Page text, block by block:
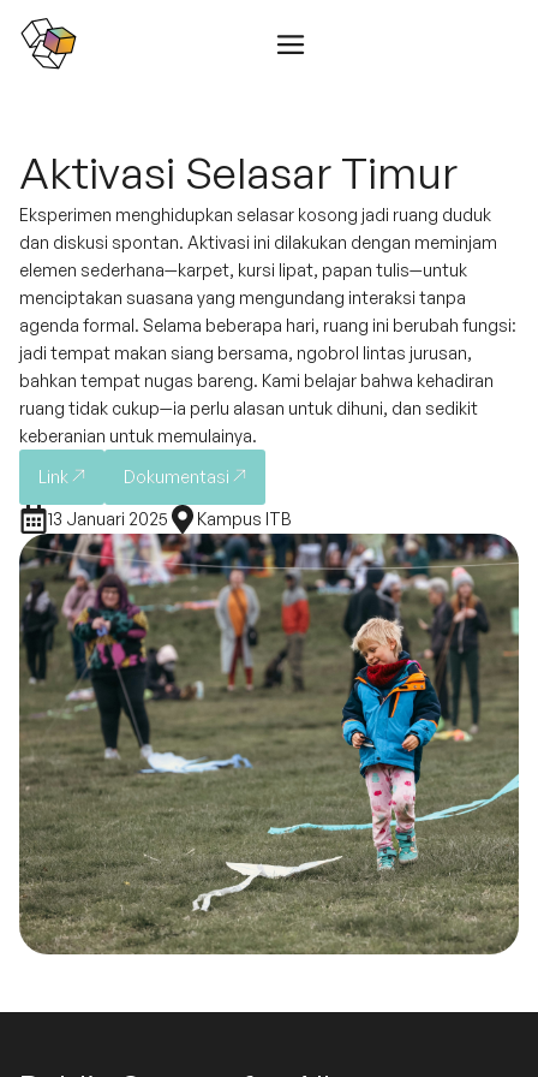
Skip
content
Aktivasi Selasar Timur
Eksperimen menghidupkan selasar kosong jadi ruang duduk
dan diskusi spontan. Aktivasi ini dilakukan dengan meminjam
elemen sederhana—karpet, kursi lipat, papan tulis—untuk
menciptakan suasana yang mengundang interaksi tanpa
agenda formal. Selama beberapa hari, ruang ini berubah fungsi:
jadi tempat makan siang bersama, ngobrol lintas jurusan,
bahkan tempat nugas bareng. Kami belajar bahwa kehadiran
ruang tidak cukup—ia perlu alasan untuk dihuni, dan sedikit
keberanian untuk memulainya.
Link
Dokumentasi
13 Januari 2025 Kampus ITB